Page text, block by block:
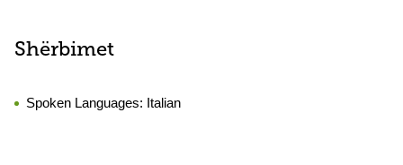
Shërbimet
Spoken Languages: Italian